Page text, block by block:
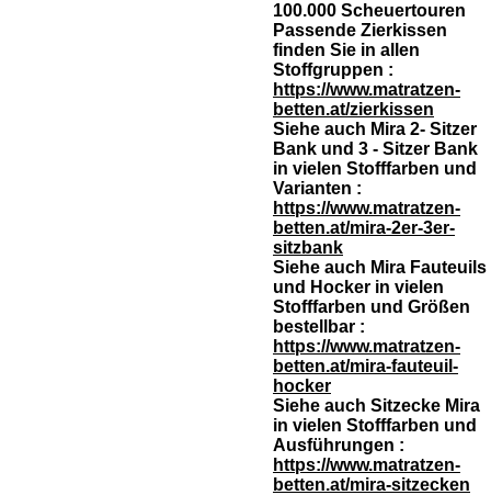
100.000 Scheuertouren
Passende Zierkissen
finden Sie in allen
Stoffgruppen :
https://www.matratzen-
betten.at/zierkissen
Siehe auch Mira 2- Sitzer
Bank und 3 - Sitzer Bank
in vielen Stofffarben und
Varianten :
https://www.matratzen-
betten.at/mira-2er-3er-
sitzbank
Siehe auch Mira Fauteuils
und Hocker in vielen
Stofffarben und Größen
bestellbar :
https://www.matratzen-
betten.at/mira-fauteuil-
hocker
Siehe auch Sitzecke Mira
in vielen Stofffarben und
Ausführungen :
https://www.matratzen-
betten.at/mira-sitzecken